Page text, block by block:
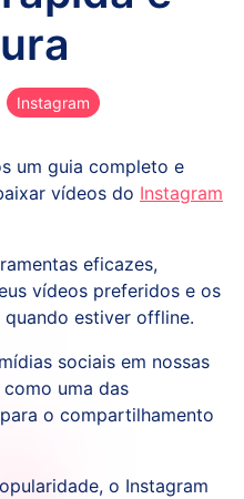
Instagram
um guia completo e
vídeos do Instagram
eficazes,
vídeos preferidos e os
quando estiver offline.
sociais em nossas
uma das
o compartilhamento
o Instagram